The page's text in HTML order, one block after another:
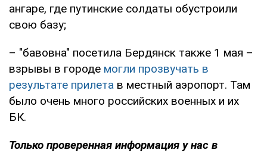
ангаре, где путинские солдаты обустроили
свою базу;
– "бавовна" посетила Бердянск также 1 мая –
взрывы в городе могли прозвучать в
результате прилета в местный аэропорт. Там
было очень много российских военных и их
БК.
Только проверенная информация у нас в